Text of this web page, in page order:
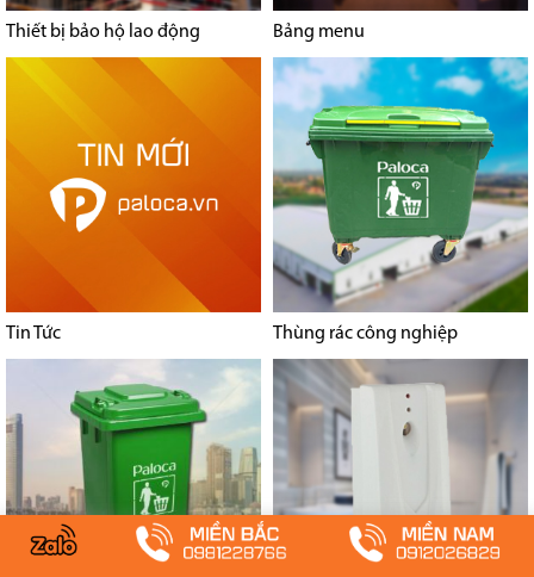
Thiết bị bảo hộ lao động Bảng menu
Tin Tức Thùng rác công nghiệp